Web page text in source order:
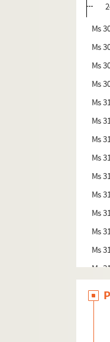
Ms
Ms
Ms
Ms
Ms
Ms
Ms
Ms
Ms
Ms
Ms
Ms
Ms
Ms
Ms